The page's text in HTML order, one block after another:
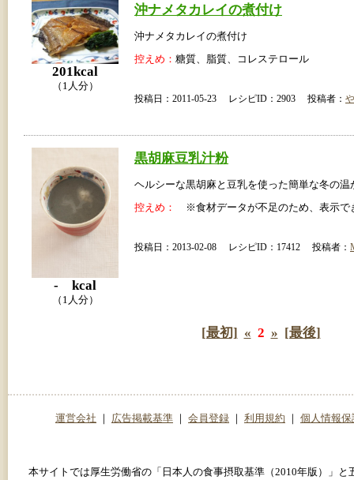
201kcal
（1人分）
沖ナメタカレイの煮付け
沖ナメタカレイの煮付け
控えめ： 糖質、脂質、コレステロール
投稿日：2011-05-23 レシピID：2903 投稿者：
- kcal
（1人分）
黒胡麻豆乳汁粉
ヘルシーな黒胡麻と豆乳を使った簡単な冬の温
控えめ： ※食材データが不足のため、表示で
投稿日：2013-02-08 レシピID：17412 投稿者：
[最初] « 2 » [最後]
運営会社 ｜ 広告掲載基準 ｜ 会員登録 ｜ 利用規約 ｜ 個人情報保
本サイトでは厚生労働省の「日本人の食事摂取基準（2010年版）」